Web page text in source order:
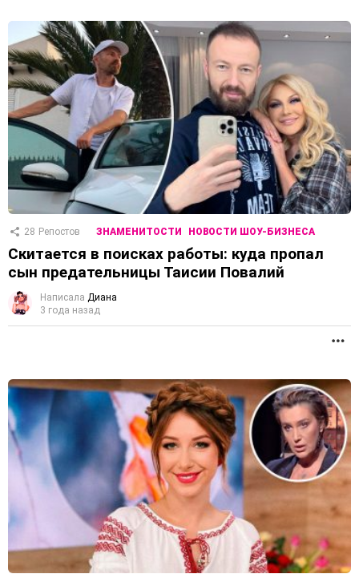
28 Репостов ЗНАМЕНИТОСТИ НОВОСТИ ШОУ-БИЗНЕСА
Скитается в поисках работы: куда пропал
сын предательницы Таисии Повалий
Написала Диана
3 года назад